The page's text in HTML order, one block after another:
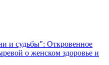
и судьбы": Откровенное
о женском здоровье и